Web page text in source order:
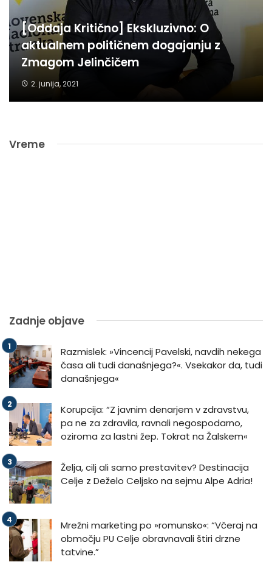
[Oddaja Kritično] Ekskluzivno: O
aktualnem političnem dogajanju z
Zmagom Jelinčičem
2. junija, 2021
Vreme
Zadnje objave
Razmislek: »Vincencij Pavelski, navdih nekega
časa ali tudi današnjega?«. Vsekakor da, tudi
današnjega«
Korupcija: “Z javnim denarjem v zdravstvu,
pa ne za zdravila, ravnali negospodarno,
oziroma za lastni žep. Tokrat na Žalskem«
Želja, cilj ali samo prestavitev? Destinacija
Celje z Deželo Celjsko na sejmu Alpe Adria!
Mrežni marketing po »romunsko«: “Včeraj na
območju PU Celje obravnavali štiri drzne
tatvine.”